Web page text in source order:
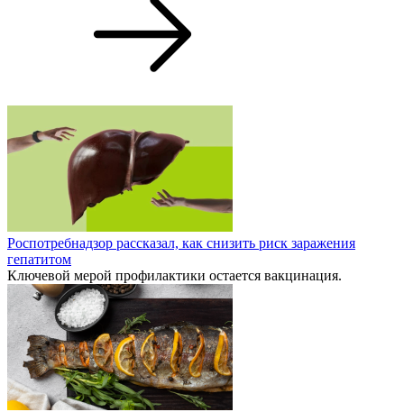
Роспотребнадзор рассказал, как снизить риск заражения
гепатитом
Ключевой мерой профилактики остается вакцинация.